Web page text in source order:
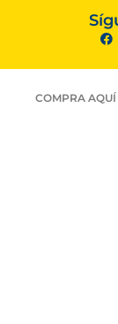
COMPRA AQUÍ